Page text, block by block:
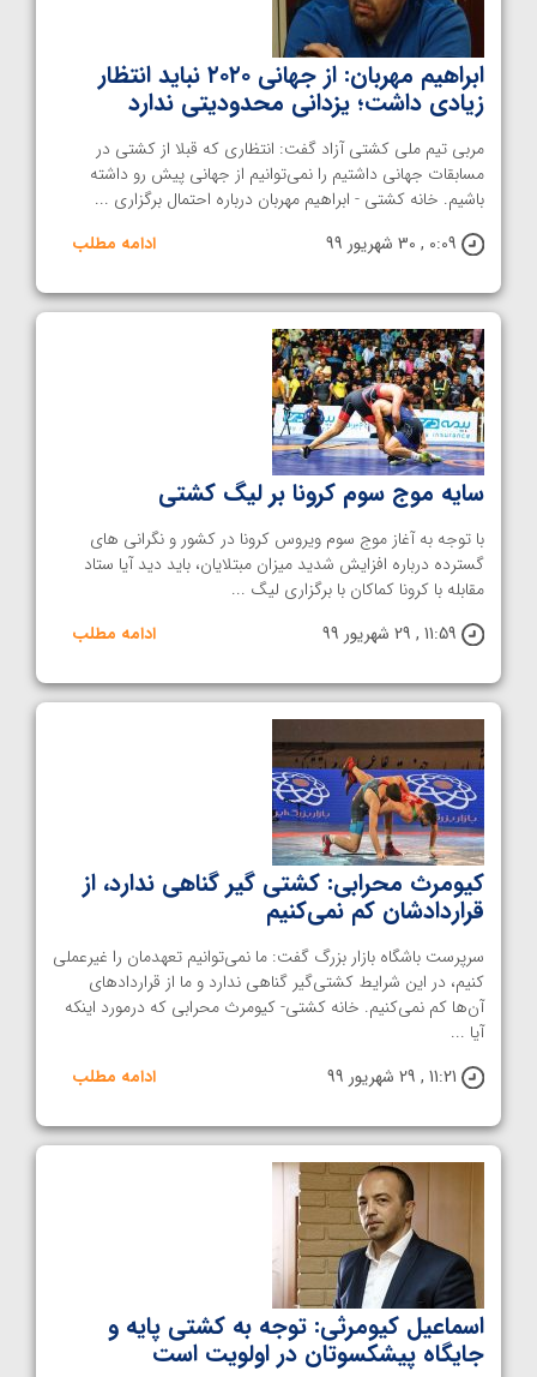
ابراهیم مهربان: از جهانی ۲۰۲۰ نباید انتظار
زیادی داشت؛ یزدانی محدودیتی ندارد
مربی تیم ملی کشتی آزاد گفت: انتظاری که قبلا از کشتی در
مسابقات جهانی داشتیم را نمی‌توانیم از جهانی پیش رو داشته
باشیم. خانه کشتی - ابراهیم مهربان درباره احتمال برگزاری ...
0:09 , 30 شهریور 99
ادامه مطلب
سایه موج سوم کرونا بر لیگ کشتی
با توجه به آغاز موج سوم ویروس کرونا در کشور و نگرانی های
گسترده درباره افزایش شدید میزان مبتلایان، باید دید آیا ستاد
مقابله با کرونا کماکان با برگزاری لیگ ...
11:59 , 29 شهریور 99
ادامه مطلب
کیومرث محرابی: کشتی گیر گناهی ندارد، از
قراردادشان کم نمی‌کنیم
سرپرست باشگاه بازار بزرگ گفت: ما نمی‌توانیم تعهدمان را غیرعملی
کنیم، در این شرایط کشتی‌گیر گناهی ندارد و ما از قراردادهای
آن‌ها کم نمی‌کنیم. خانه کشتی- کیومرث محرابی که درمورد اینکه
آیا ...
11:21 , 29 شهریور 99
ادامه مطلب
اسماعیل کیومرثی: توجه به کشتی پایه و
جایگاه پیشکسوتان در اولویت است